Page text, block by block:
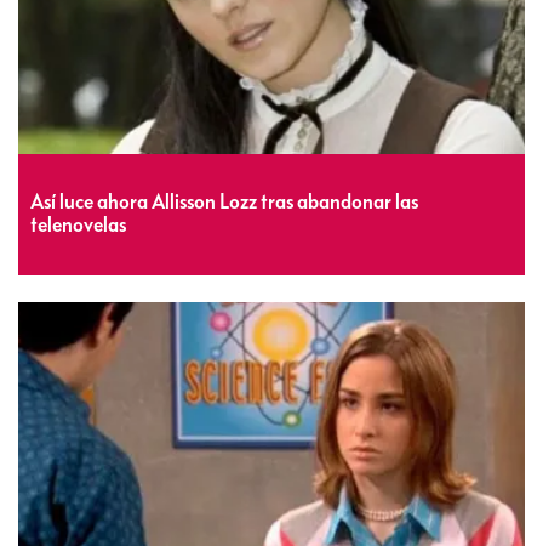
Así luce ahora Allisson Lozz tras abandonar las
telenovelas